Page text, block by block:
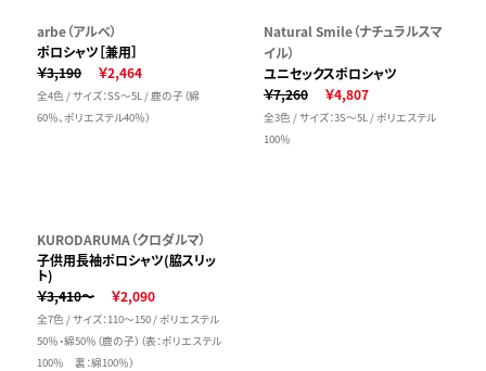
arbe（アルベ）
ポロシャツ［兼用］
￥3,190
￥2,464
全4色 / サイズ：SS～5L / 鹿の子（綿
60％、ポリエステル40％）
Natural Smile（ナチュラルスマ
イル）
ユニセックスポロシャツ
￥7,260
￥4,807
全3色 / サイズ：3S～5L / ポリエステル
100％
KURODARUMA（クロダルマ）
子供用長袖ポロシャツ(脇スリッ
ト)
￥3,410～
￥2,090
全7色 / サイズ：110～150 / ポリエステル
50％・綿50％（鹿の子）（表：ポリエステル
100％ 裏：綿100％）